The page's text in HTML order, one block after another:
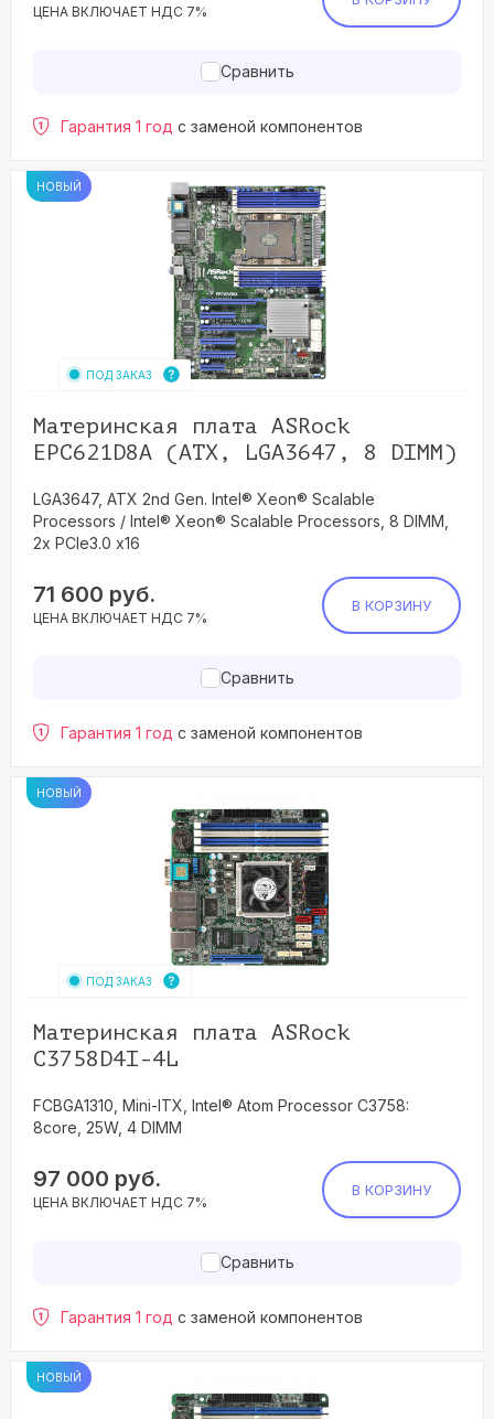
ЦЕНА ВКЛЮЧАЕТ НДС 7%
Сравнить
Гарантия 1 год с заменой компонентов
НОВЫЙ
ПОД ЗАКАЗ
Материнская плата ASRock
EPC621D8A (ATX, LGA3647, 8 DIMM)
LGA3647, ATX 2nd Gen. Intel® Xeon® Scalable
Processors / Intel® Xeon® Scalable Processors, 8 DIMM,
2x PCIe3.0 x16
71 600 руб.
ЦЕНА ВКЛЮЧАЕТ НДС 7%
В КОРЗИНУ
Сравнить
Гарантия 1 год с заменой компонентов
НОВЫЙ
ПОД ЗАКАЗ
Материнская плата ASRock
C3758D4I-4L
FCBGA1310, Mini-ITX, Intel® Atom Processor C3758:
8core, 25W, 4 DIMM
97 000 руб.
ЦЕНА ВКЛЮЧАЕТ НДС 7%
В КОРЗИНУ
Сравнить
Гарантия 1 год с заменой компонентов
НОВЫЙ